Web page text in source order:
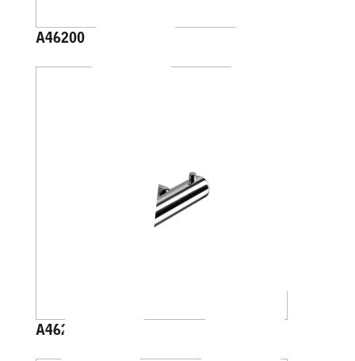
A46200
A46210